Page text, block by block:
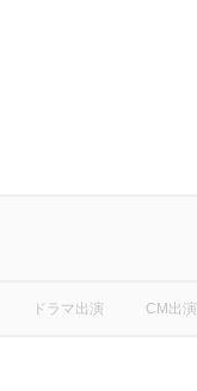
ドラマ出演 CM出演